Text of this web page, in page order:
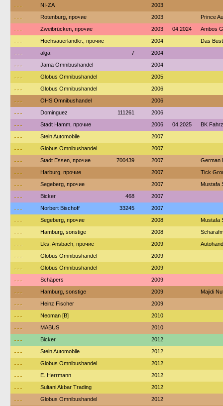
--- NI-ZA 2003
--- Rotenburg, прочие 2003 Prince
--- Zweibrücken, прочие 2003 04.2024 Ambos
--- Hochsauerlandkr., прочие 2004 Das
--- alga 7 2004
--- Jama Omnibushandel 2004
--- Globus Omnibushandel 2005
--- Globus Omnibushandel 2006
--- OHS Omnibushandel 2006
--- Dominguez 111261 2006
--- Stadt Hamm, прочие 2006 04.2025 BK
--- Stein Automobile 2007
--- Globus Omnibushandel 2007
--- Stadt Essen, прочие 700439 2007 German
--- Harburg, прочие 2007 Tick
--- Segeberg, прочие 2007 Mustafa
--- Bicker 468 2007
--- Norbert Bischoff 33245 2007
--- Segeberg, прочие 2008 Mustafa
--- Hamburg, sonstige 2008
--- Lks. Ansbach, прочие 2009
--- Globus Omnibushandel 2009
--- Globus Omnibushandel 2009
--- Schäpers 2009
--- Hamburg, sonstige 2009 Majidi
--- Heinz Fischer 2009
--- Neoman [B] 2010
--- MABUS 2010
--- Bicker 2012
--- Stein Automobile 2012
--- Globus Omnibushandel 2012
--- E. Herrmann 2012
--- Sultani Akbar Trading 2012
--- Globus Omnibushandel 2012